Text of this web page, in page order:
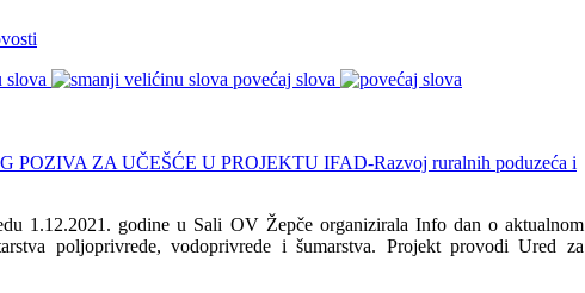
slova
povećaj slova
1.12.2021. godine u Sali OV Žepče organizirala Info dan o aktualnom
poljoprivrede, vodoprivrede i šumarstva. Projekt provodi Ured za